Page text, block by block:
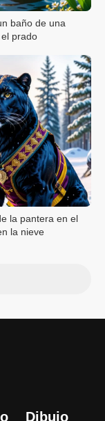
baño de una
prado
la pantera en el
la nieve
Dibujo